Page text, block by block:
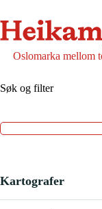
innholdet
Oslomarka mellom
Søk og filter
Kartografer